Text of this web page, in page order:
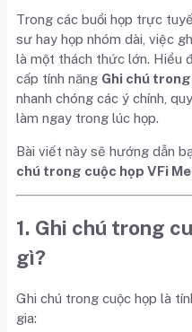
Trong các buổi họp trực
sư hay họp nhóm dài, việc
là một thách thức lớn. Hiểu
cấp tính năng Ghi chú
nhanh chóng các ý chính,
làm ngay trong lúc họp.
Bài viết này sẽ hướng dẫn
chú trong cuộc họp VFi
1. Ghi chú trong
gì?
Ghi chú trong cuộc họp là
gia: